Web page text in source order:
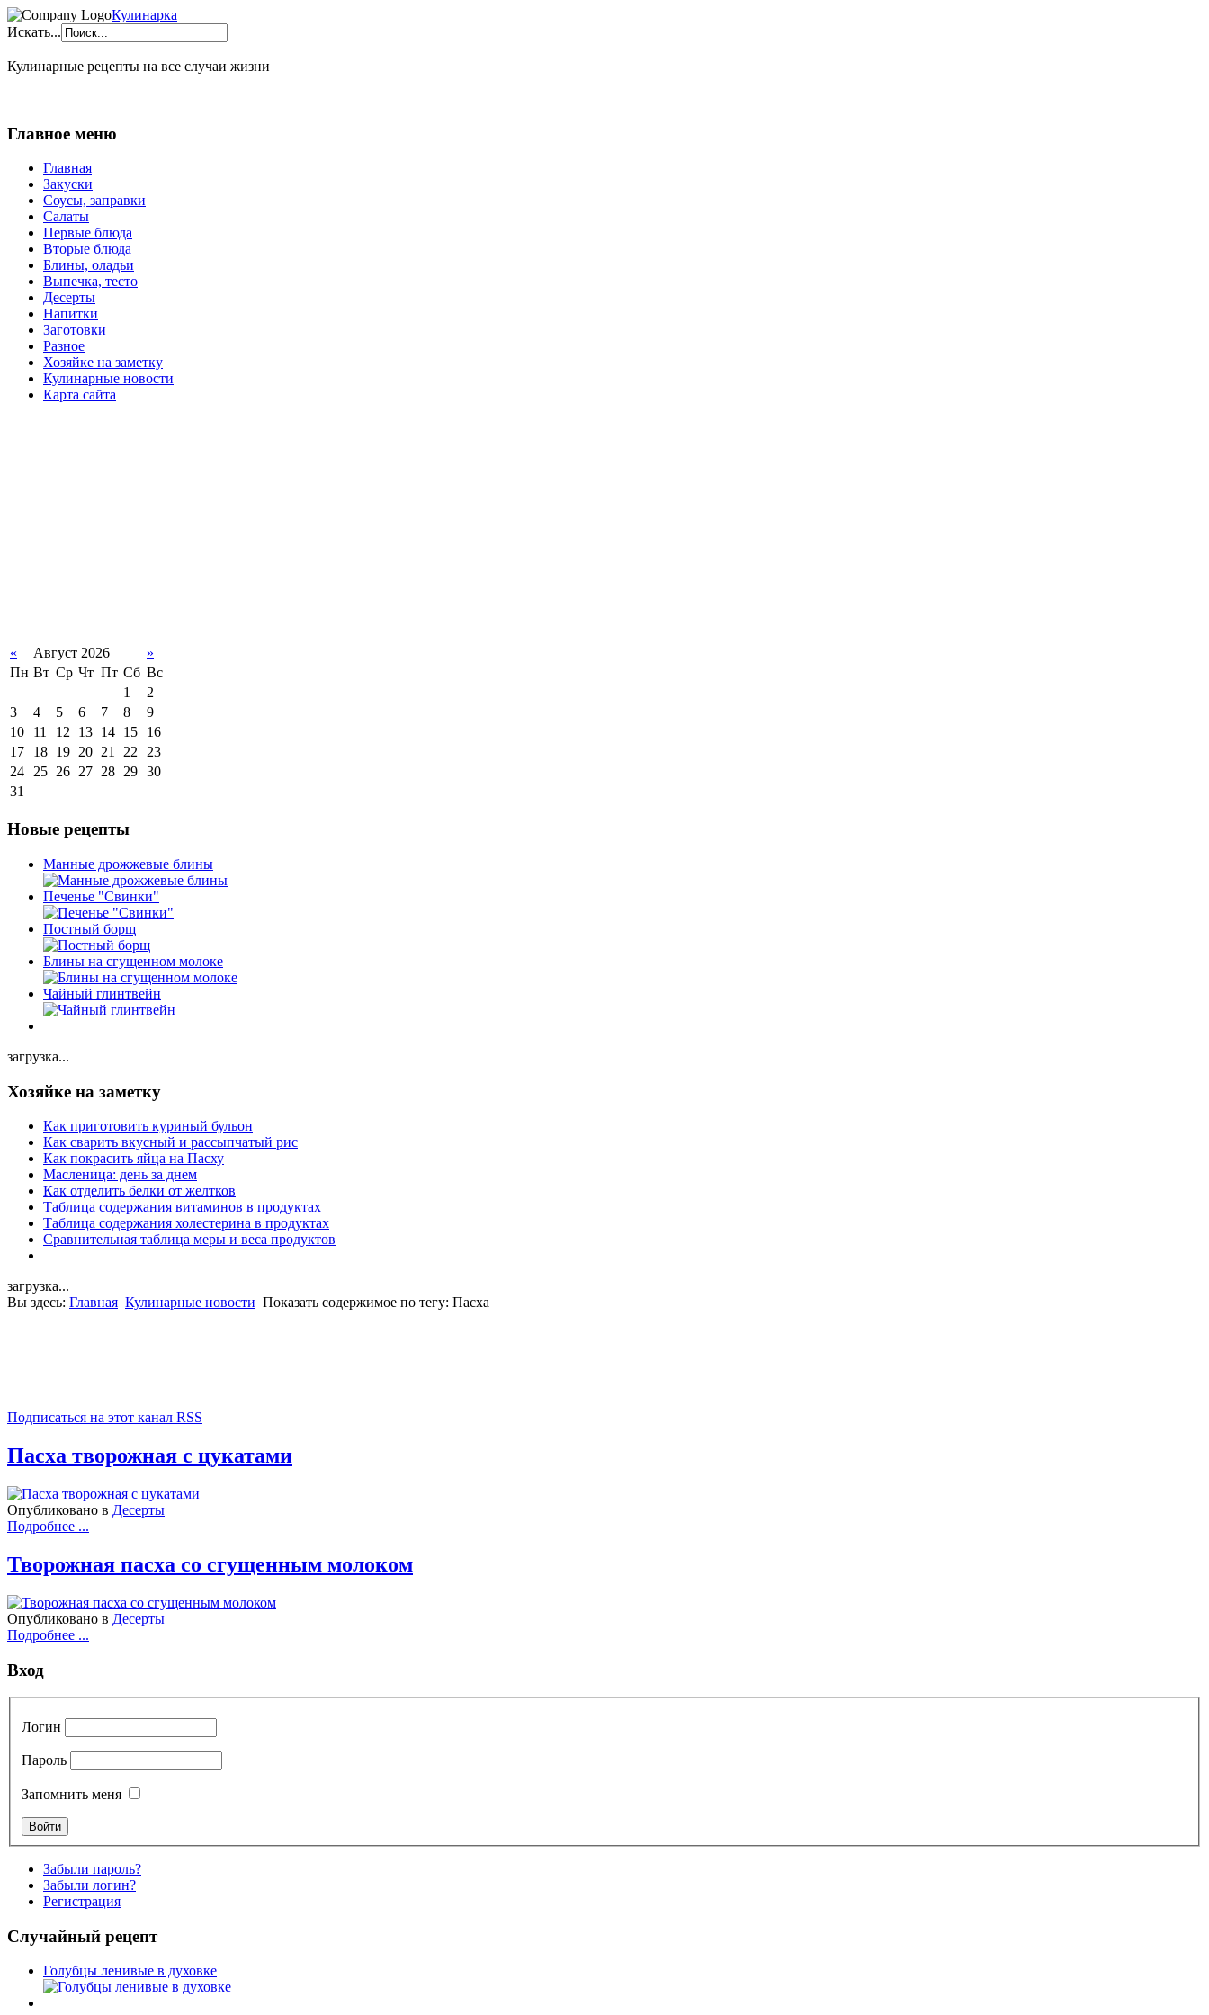
Кулинарка
Искать...
Кулинарные рецепты на все случаи жизни
Главное меню
Главная
Закуски
Соусы, заправки
Салаты
Первые блюда
Вторые блюда
Блины, оладьи
Выпечка, тесто
Десерты
Напитки
Заготовки
Разное
Хозяйке на заметку
Кулинарные новости
Карта сайта
« Август 2026
»
Пн Вт Ср Чт Пт Сб Вс
1
2
3
4 5 6 7 8
9
10
11 12 13 14 15
16
17
18 19 20 21 22 23
24 25 26 27 28 29 30
31
Новые рецепты
Манные дрожжевые блины
Печенье "Свинки"
Постный борщ
Блины на сгущенном молоке
Чайный глинтвейн
загрузка...
Хозяйке на заметку
Как приготовить куриный бульон
Как сварить вкусный и рассыпчатый рис
Как покрасить яйца на Пасху
Масленица: день за днем
Как отделить белки от желтков
Таблица содержания витаминов в продуктах
Таблица содержания холестерина в продуктах
Сравнительная таблица меры и веса продуктов
загрузка...
Вы здесь: Главная Кулинарные новости Показать содержимое по тегу: Пасха
Подписаться на этот канал RSS
Пасха творожная с цукатами
Опубликовано в Десерты
Подробнее ...
Творожная пасха со сгущенным молоком
Опубликовано в Десерты
Подробнее ...
Вход
Логин
Пароль
Запомнить меня
Забыли пароль?
Забыли логин?
Регистрация
Случайный рецепт
Голубцы ленивые в духовке